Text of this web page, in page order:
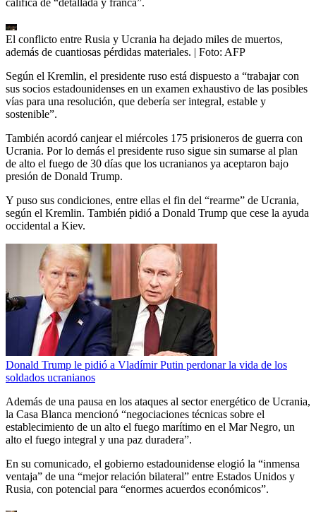
El conflicto entre Rusia y Ucrania ha dejado miles de muertos,
además de cuantiosas pérdidas materiales. | Foto: AFP
Según el Kremlin, el presidente ruso está dispuesto a “trabajar con
sus socios estadounidenses en un examen exhaustivo de las posibles
vías para una resolución, que debería ser integral, estable y
sostenible”.
También acordó canjear el miércoles 175 prisioneros de guerra con
Ucrania. Por lo demás el presidente ruso sigue sin sumarse al plan
de alto el fuego de 30 días que los ucranianos ya aceptaron bajo
presión de Donald Trump.
Y puso sus condiciones, entre ellas el fin del “rearme” de Ucrania,
según el Kremlin. También pidió a Donald Trump que cese la ayuda
occidental a Kiev.
Donald Trump le pidió a Vladímir Putin perdonar la vida de los
soldados ucranianos
Además de una pausa en los ataques al sector energético de Ucrania,
la Casa Blanca mencionó “negociaciones técnicas sobre el
establecimiento de un alto el fuego marítimo en el Mar Negro, un
alto el fuego integral y una paz duradera”.
En su comunicado, el gobierno estadounidense elogió la “inmensa
ventaja” de una “mejor relación bilateral” entre Estados Unidos y
Rusia, con potencial para “enormes acuerdos económicos”.